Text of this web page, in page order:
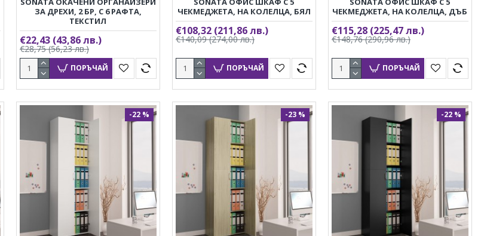
ЗА ДРЕХИ, 2 БР, С 6 РАФТА,
ТЕКСТИЛ
€22,43 (43,86 лв.)
€28,75(56,23 лв.)
ПОРЪЧАЙ
ЧЕКМЕДЖЕТА, НА КОЛЕЛЦА, БЯЛ
€108,32 (211,86 лв.)
€140,09(274,00 лв.)
ПОРЪЧАЙ
ЧЕКМЕДЖЕТА, НА КОЛЕЛЦА, ДЪБ
€115,28 (225,47 лв.)
€148,76(290,96 лв.)
ПОРЪЧАЙ
-22 % -23 % -22 %